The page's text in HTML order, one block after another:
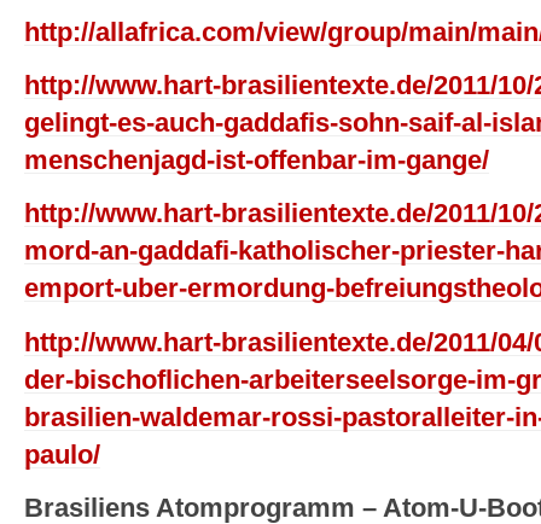
http://allafrica.com/view/group/main/
http://www.hart-brasilientexte.de/2011/
gelingt-es-auch-gaddafis-sohn-saif-al-
menschenjagd-ist-offenbar-im-gange/
http://www.hart-brasilientexte.de/2011/
mord-an-gaddafi-katholischer-priester-
emport-uber-ermordung-
http://www.hart-brasilientexte.de/2011/
der-bischoflichen-arbeiterseelsorge-im-
brasilien-waldemar-rossi-pastoralleiter-
paulo/
Brasiliens Atomprogramm – Atom-U-